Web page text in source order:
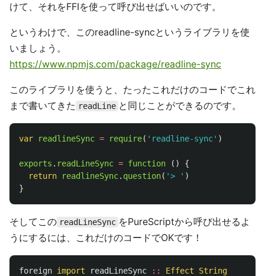
けて、それをFFIを使って呼び出せばいいのです。
というわけで、このreadline-syncというライブラリを使
いましょう。
https://www.npmjs.com/package/readline-sync
このライブラリを使うと、たったこれだけのコードでこれ
まで書いてきた readLine と同じことができるのです。
var readlineSync = require( ' readline-sync' )
exports . readLineSync = function ()
{
return
readlineSync. question( '> ' )
}
そしてこの readLineSync をPureScriptから呼び出せるよ
うにするには、これだけのコードでOKです！
foreign import readLineSync :: Effect String